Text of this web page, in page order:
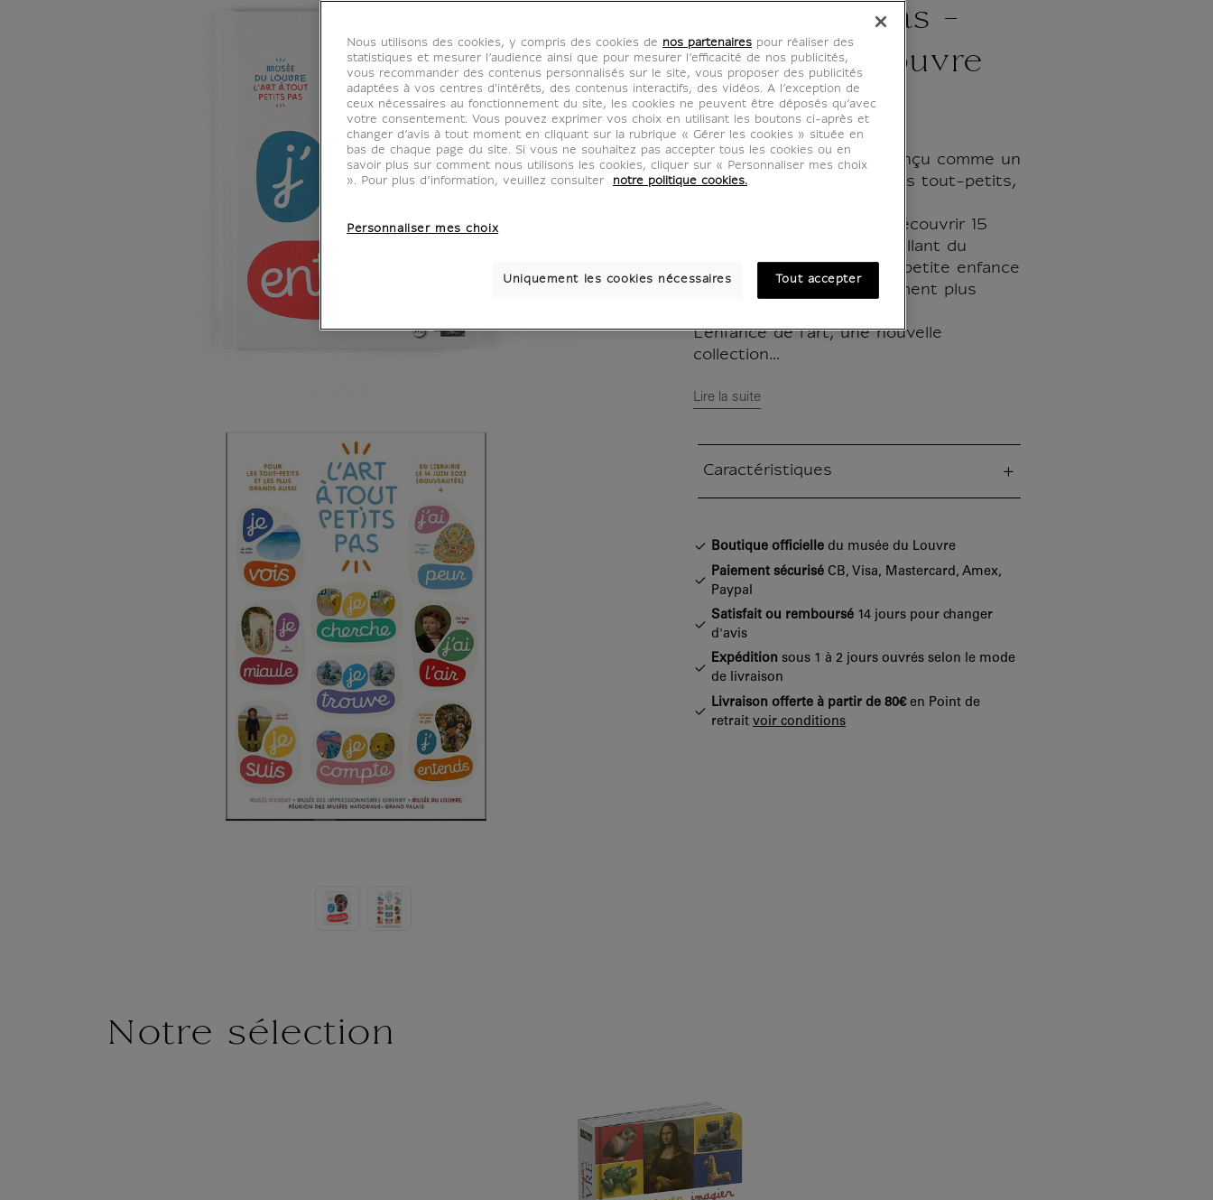
tout petits pas -
Musée du Louvre
JK197973
Mon premier livre d'art conçu comme un
socle de référence pour les tout-petits,
Chaque titre permet de découvrir 15
œuvres, avec un lexique allant du
registre très simple de la petite enfance
à un registre progressivement plus
L'enfance de l'art, une nouvelle
collection...
Lire la suite
Caractéristiques
Boutique officielle du musée du Louvre
Paiement sécurisé CB, Visa, Mastercard, Amex,
Paypal
Satisfait ou remboursé 14 jours pour changer
d'avis
Expédition sous 1 à 2 jours ouvrés selon le mode
de livraison
Livraison offerte à partir de 80€en Point de
retrait voir conditions
Notre sélection
Nous utilisons des cookies, y compris des cookies de nos partenaires pour réaliser des
statistiques et mesurer l’audience ainsi que pour mesurer l’efficacité de nos publicités,
vous recommander des contenus personnalisés sur le site, vous proposer des publicités
adaptées à vos centres d'intérêts, des contenus interactifs, des vidéos. A l’exception de
ceux nécessaires au fonctionnement du site, les cookies ne peuvent être déposés qu’avec
votre consentement. Vous pouvez exprimer vos choix en utilisant les boutons ci-après et
changer d’avis à tout moment en cliquant sur la rubrique « Gérer les cookies » située en
bas de chaque page du site. Si vous ne souhaitez pas accepter tous les cookies ou en
savoir plus sur comment nous utilisons les cookies, cliquer sur « Personnaliser mes choix
». Pour plus d’information, veuillez consulter
notre politique cookies.
Personnaliser mes choix
Uniquement les cookies nécessaires Tout accepter